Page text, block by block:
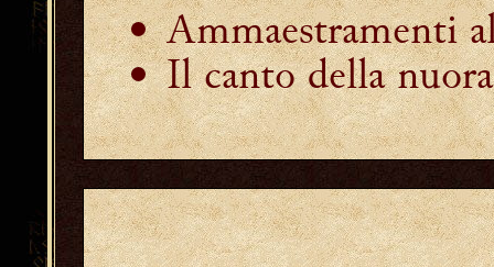
Ammaestramenti
Il canto della